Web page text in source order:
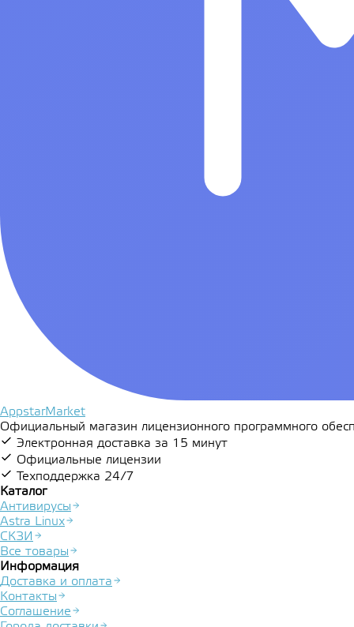
AppstarMarket
Официальный магазин лицензионного программного
Электронная доставка за 15 минут
Официальные лицензии
Техподдержка 24/7
Каталог
Антивирусы
Astra Linux
СКЗИ
Все товары
Информация
Доставка и оплата
Контакты
Соглашение